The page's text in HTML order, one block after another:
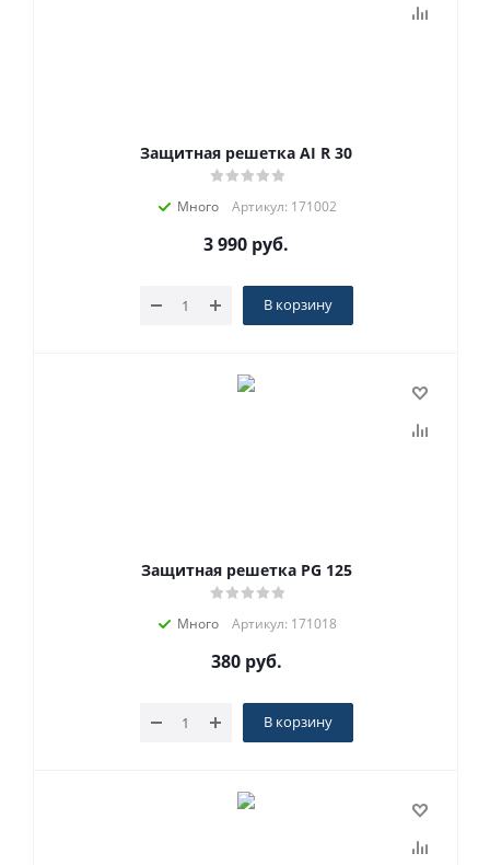
Защитная решетка AI R 30
Много Артикул: 171002
3 990 руб.
В корзину
Защитная решетка PG 125
Много Артикул: 171018
380руб.
В корзину